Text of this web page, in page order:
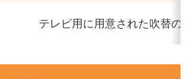
テレビ用に用意された吹替の